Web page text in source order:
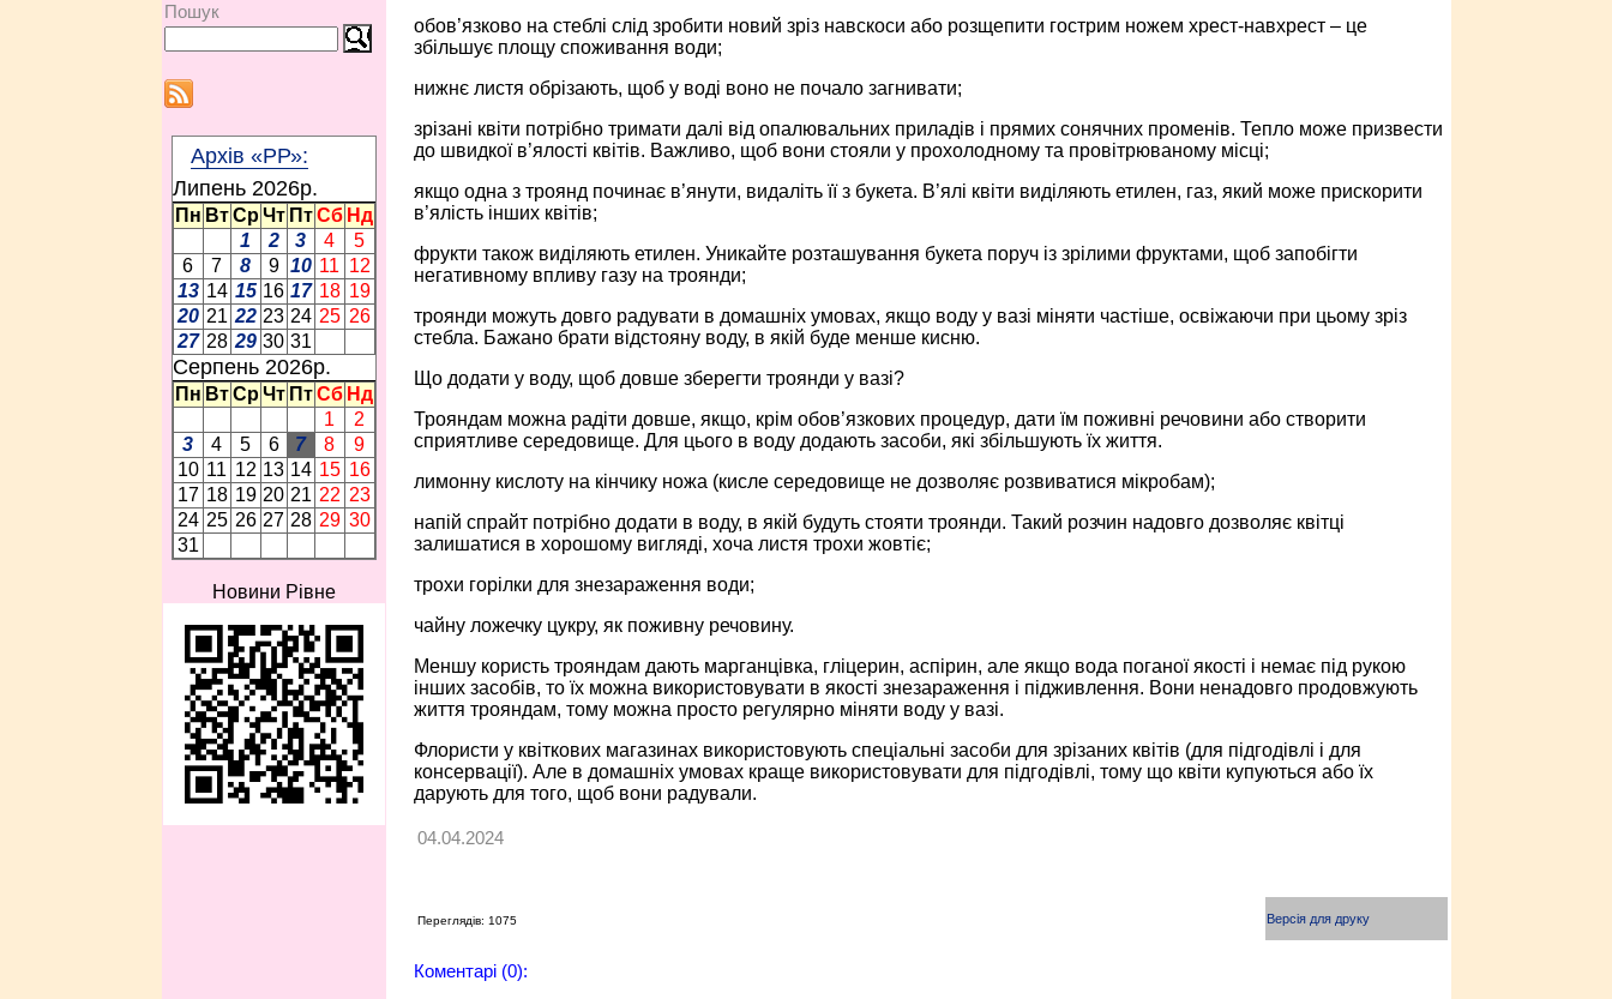
Пошук
Архів «РР»:
Липень 2026p.
Пн Вт Ср Чт Пт Сб Нд
1
2 3 4
5
6
7 8 9 10 11 12
13 14 15 16 17 18 19
20 21 22 23 24 25 26
27 28 29 30 31
Серпень 2026p.
Пн Вт Ср Чт Пт Сб Нд
1
2
3
4 5 6 7 8
9
10 11 12 13 14 15 16
17 18 19 20 21 22 23
24 25 26 27 28 29 30
31
Новини Рівне
обов’язково на стеблі слід зробити новий зріз навскоси або розщепити гострим ножем хрест-навхрест – це
збільшує площу споживання води;
нижнє листя обрізають, щоб у воді воно не почало загнивати;
зрізані квіти потрібно тримати далі від опалювальних приладів і прямих сонячних променів. Тепло може призвести
до швидкої в’ялості квітів. Важливо, щоб вони стояли у прохолодному та провітрюваному місці;
якщо одна з троянд починає в’янути, видаліть її з букета. В’ялі квіти виділяють етилен, газ, який може прискорити
в’ялість інших квітів;
фрукти також виділяють етилен. Уникайте розташування букета поруч із зрілими фруктами, щоб запобігти
негативному впливу газу на троянди;
троянди можуть довго радувати в домашніх умовах, якщо воду у вазі міняти частіше, освіжаючи при цьому зріз
стебла. Бажано брати відстояну воду, в якій буде менше кисню.
Що додати у воду, щоб довше зберегти троянди у вазі?
Трояндам можна радіти довше, якщо, крім обов’язкових процедур, дати їм поживні речовини або створити
сприятливе середовище. Для цього в воду додають засоби, які збільшують їх життя.
лимонну кислоту на кінчику ножа (кисле середовище не дозволяє розвиватися мікробам);
напій спрайт потрібно додати в воду, в якій будуть стояти троянди. Такий розчин надовго дозволяє квітці
залишатися в хорошому вигляді, хоча листя трохи жовтіє;
трохи горілки для знезараження води;
чайну ложечку цукру, як поживну речовину.
Меншу користь трояндам дають марганцівка, гліцерин, аспірин, але якщо вода поганої якості і немає під рукою
інших засобів, то їх можна використовувати в якості знезараження і підживлення. Вони ненадовго продовжують
життя трояндам, тому можна просто регулярно міняти воду у вазі.
Флористи у квіткових магазинах використовують спеціальні засоби для зрізаних квітів (для підгодівлі і для
консервації). Але в домашніх умовах краще використовувати для підгодівлі, тому що квіти купуються або їх
дарують для того, щоб вони радували.
04.04.2024
Переглядів: 1075 Версія для друку
Коментарі (0):